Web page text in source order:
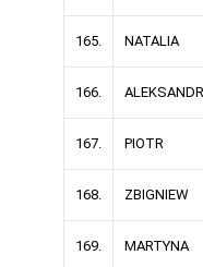
165. NATALIA
166.
167. PIOTR
168. ZBIGNIEW
169. MARTYNA